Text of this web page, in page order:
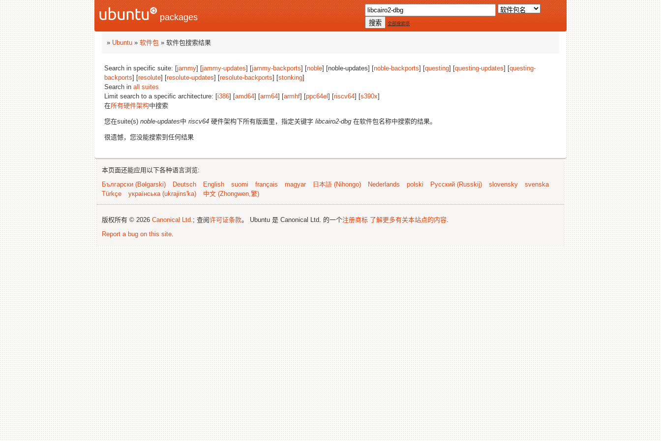
packages
全部搜索项
» Ubuntu » 软件包 » 软件包搜索结果
Search in specific suite: [jammy] [jammy-updates] [jammy-backports] [noble] [noble-updates] [noble-backports] [questing] [questing-updates] [questing-
backports] [resolute] [resolute-updates] [resolute-backports] [stonking]
Search in all suites
Limit search to a specific architecture: [i386] [amd64] [arm64] [armhf] [ppc64el ] [riscv64] [s390x]
在所有硬件架构中搜索
您在suite(s) noble-updates中 riscv64 硬件架构下所有版面里，指定关键字 libcairo2-dbg 在软件包名称中搜索的结果。
很遗憾，您没能搜索到任何结果
本页面还能应用以下各种语言浏览:
Български (Bəlgarski)
Deutsch English suomi français magyar 日本語 (Nihongo) Nederlands polski Русский (Russkij) slovensky
svenska
Türkçe
українська (ukrajins'ka) 中文 (Zhongwen,繁)
版权所有 © 2026 Canonical Ltd.; 查阅许可证条款。 Ubuntu 是 Canonical Ltd. 的一个注册商标 了解更多有关本站点的内容.
Report a bug on this site.